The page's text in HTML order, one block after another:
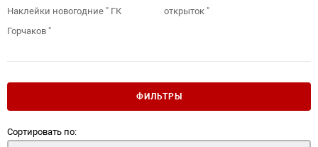
Наклейки новогодние " ГК
Горчаков "
открыток "
ФИЛЬТРЫ
Сортировать по: